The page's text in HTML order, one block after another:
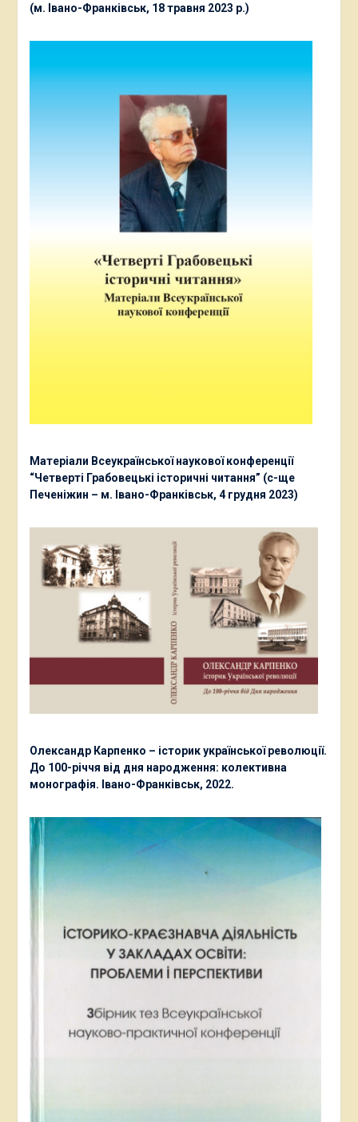
(м. Івано-Франківськ, 18 травня 2023 р.)
Матеріали Всеукраїнської наукової конференції
“Четверті Грабовецькі історичні читання” (с-ще
Печеніжин – м. Івано-Франківськ, 4 грудня 2023)
Олександр Карпенко – історик української революції.
До 100-річчя від дня народження: колективна
монографія. Івано-Франківськ, 2022.